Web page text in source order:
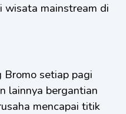
wisata mainstream di
setiap pagi
lainnya bergantian
mencapai titik